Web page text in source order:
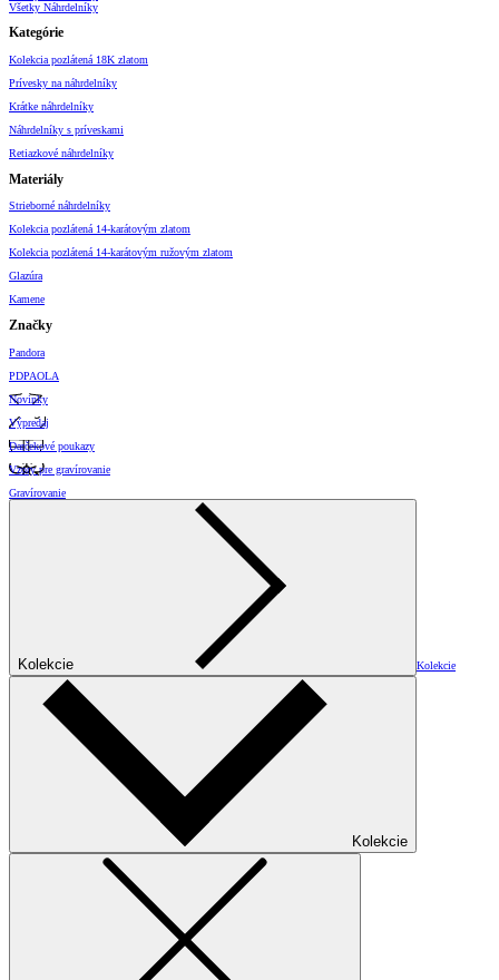
Všetky Náhrdelníky
Kategórie
Kolekcia pozlátená 18K zlatom
Prívesky na náhrdelníky
Krátke náhrdelníky
Náhrdelníky s príveskami
Retiazkové náhrdelníky
Materiály
Strieborné náhrdelníky
Kolekcia pozlátená 14-karátovým zlatom
Kolekcia pozlátená 14-karátovým ružovým zlatom
Glazúra
Kamene
Značky
Pandora
PDPAOLA
Novinky
Výpredaj
Darčekové poukazy
Vzory pre gravírovanie
Gravírovanie
Kolekcie Kolekcie
Kolekcie